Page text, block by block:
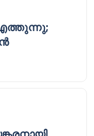
എത്തുന്നു;